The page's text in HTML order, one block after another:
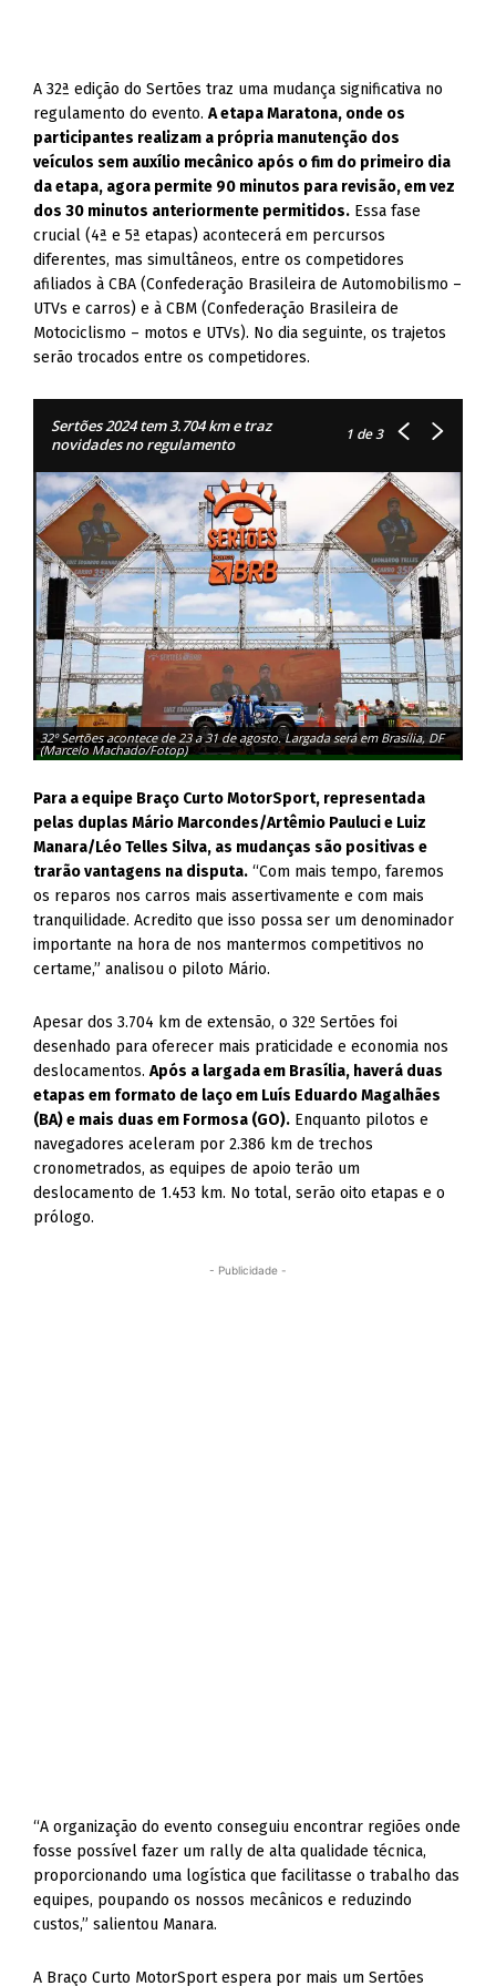
A 32ª edição do Sertões traz uma mudança significativa no
regulamento do evento.A etapa Maratona, onde os
participantes realizam a própria manutenção dos
veículos sem auxílio mecânico após o fim do primeiro dia
da etapa, agora permite 90 minutos para revisão, em vez
dos 30 minutos anteriormente permitidos. Essa fase
crucial (4ª e 5ª etapas) acontecerá em percursos
diferentes, mas simultâneos, entre os competidores
afiliados à CBA (Confederação Brasileira de Automobilismo –
UTVs e carros) e à CBM (Confederação Brasileira de
Motociclismo – motos e UTVs). No dia seguinte, os trajetos
serão trocados entre os competidores.
Sertões 2024 tem 3.704 km e traz
novidades no regulamento
1de 3
32º Sertões acontece de 23 a 31 de agosto. Largada será em Brasília, DF
(Marcelo Machado/Fotop)
Para a equipe Braço Curto MotorSport, representada
pelas duplas Mário Marcondes/Artêmio Pauluci e Luiz
Manara/Léo Telles Silva, as mudanças são positivas e
trarão vantagens na disputa. “Com mais tempo, faremos
os reparos nos carros mais assertivamente e com mais
tranquilidade. Acredito que isso possa ser um denominador
importante na hora de nos mantermos competitivos no
certame,” analisou o piloto Mário.
Apesar dos 3.704 km de extensão, o 32º Sertões foi
desenhado para oferecer mais praticidade e economia nos
deslocamentos.Após a largada em Brasília, haverá duas
etapas em formato de laço em Luís Eduardo Magalhães
(BA) e mais duas em Formosa (GO). Enquanto pilotos e
navegadores aceleram por 2.386 km de trechos
cronometrados, as equipes de apoio terão um
deslocamento de 1.453 km. No total, serão oito etapas e o
prólogo.
- Publicidade -
“A organização do evento conseguiu encontrar regiões onde
fosse possível fazer um rally de alta qualidade técnica,
proporcionando uma logística que facilitasse o trabalho das
equipes, poupando os nossos mecânicos e reduzindo
custos,” salientou Manara.
A Braço Curto MotorSport espera por mais um Sertões